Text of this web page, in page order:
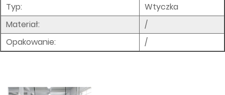
Typ:
Wtyczka
Materiał:
/
Opakowanie:
/